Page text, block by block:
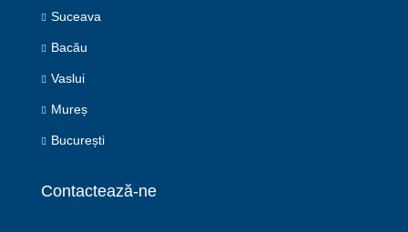
Suceava
Bacău
Vaslui
Mureș
București
Contactează-ne